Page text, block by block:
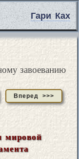
Гари Ках
завоеванию
Вперед >>>
мировой